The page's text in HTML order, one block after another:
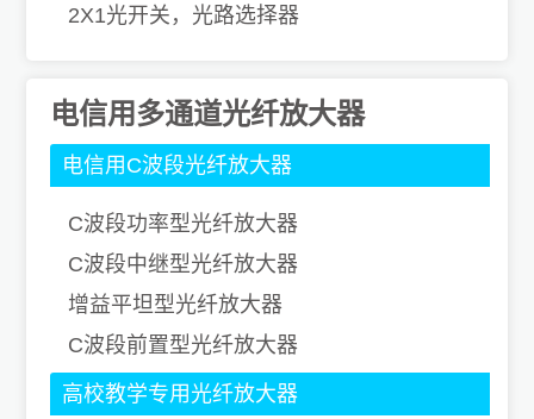
2X1光开关，光路选择器
电信用多通道光纤放大器
电信用C波段光纤放大器
C波段功率型光纤放大器
C波段中继型光纤放大器
增益平坦型光纤放大器
C波段前置型光纤放大器
高校教学专用光纤放大器